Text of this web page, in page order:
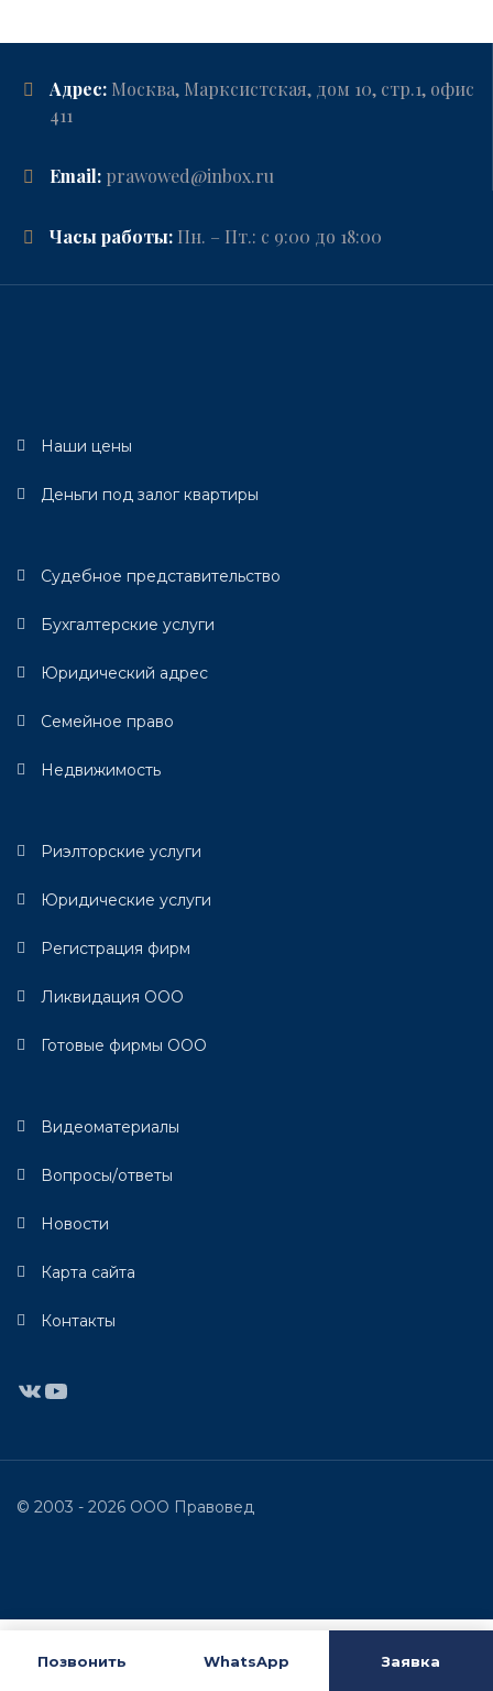
Адрес: Москва, Марксистская, дом 10, стр.1, офис
411
Email: prawowed@inbox.ru
Часы работы: Пн. – Пт.: с 9:00 до 18:00
Наши цены
Деньги под залог квартиры
Судебное представительство
Бухгалтерские услуги
Юридический адрес
Семейное право
Недвижимость
Риэлторские услуги
Юридические услуги
Регистрация фирм
Ликвидация ООО
Готовые фирмы ООО
Видеоматериалы
Вопросы/ответы
Новости
Карта сайта
Контакты
ВКонтакте
YouTube
© 2003 - 2026 ООО Правовед
Позвонить WhatsApp Заявка